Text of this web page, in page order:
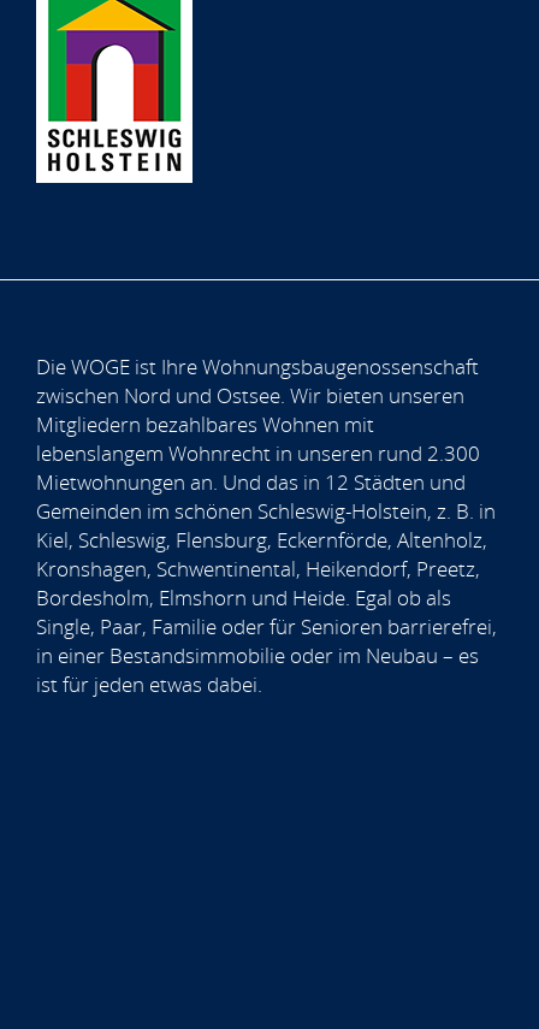
Die WOGE ist Ihre Wohnungsbaugenossenschaft
zwischen Nord und Ostsee. Wir bieten unseren
Mitgliedern bezahlbares Wohnen mit
lebenslangem Wohnrecht in unseren rund 2.300
Mietwohnungen an. Und das in 12 Städten und
Gemeinden im schönen Schleswig-Holstein, z. B. in
Kiel, Schleswig, Flensburg, Eckernförde, Altenholz,
Kronshagen, Schwentinental, Heikendorf, Preetz,
Bordesholm, Elmshorn und Heide. Egal ob als
Single, Paar, Familie oder für Senioren barrierefrei,
in einer Bestandsimmobilie oder im Neubau – es
ist für jeden etwas dabei.